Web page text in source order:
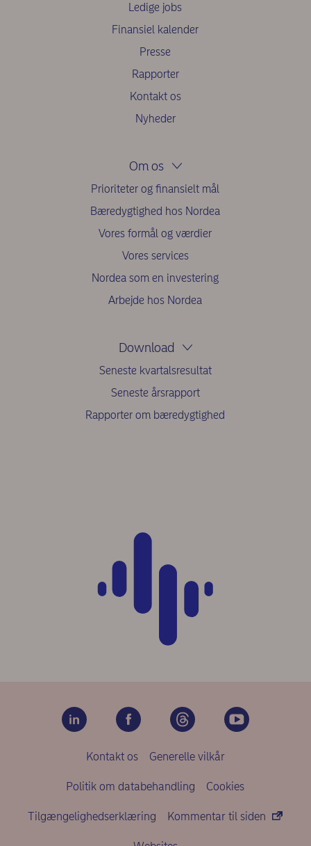
Ledige jobs
Finansiel kalender
Presse
Rapporter
Kontakt os
Nyheder
Om os
Prioriteter og finansielt mål
Bæredygtighed hos Nordea
Vores formål og værdier
Vores services
Nordea som en investering
Arbejde hos Nordea
Download
Seneste kvartalsresultat
Seneste årsrapport
Rapporter om bæredygtighed
Kontakt os Generelle vilkår
Politik om databehandling Cookies
Tilgængelighedserklæring Kommentar til siden